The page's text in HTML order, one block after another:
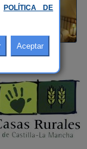
POLÍTICA DE